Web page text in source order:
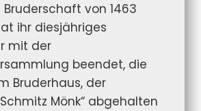
von 1463
ihr diesjähriges
mit der
beendet, die
Bruderhaus, der
Mönk“ abgehalten